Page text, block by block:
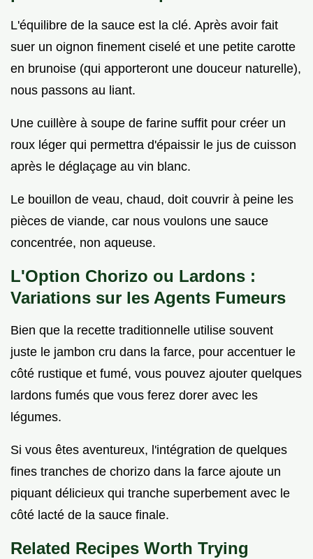
L'équilibre de la sauce est la clé. Après avoir fait
suer un oignon finement ciselé et une petite carotte
en brunoise (qui apporteront une douceur naturelle),
nous passons au liant.
Une cuillère à soupe de farine suffit pour créer un
roux léger qui permettra d'épaissir le jus de cuisson
après le déglaçage au vin blanc.
Le bouillon de veau, chaud, doit couvrir à peine les
pièces de viande, car nous voulons une sauce
concentrée, non aqueuse.
L'Option Chorizo ou Lardons :
Variations sur les Agents Fumeurs
Bien que la recette traditionnelle utilise souvent
juste le jambon cru dans la farce, pour accentuer le
côté rustique et fumé, vous pouvez ajouter quelques
lardons fumés que vous ferez dorer avec les
légumes.
Si vous êtes aventureux, l'intégration de quelques
fines tranches de chorizo dans la farce ajoute un
piquant délicieux qui tranche superbement avec le
côté lacté de la sauce finale.
Related Recipes Worth Trying